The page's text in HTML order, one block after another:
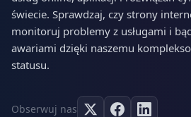
świecie. Sprawdzaj, czy strony
monitoruj problemy z usługami i
awariami dzięki naszemu
statusu.
Obserwuj nas